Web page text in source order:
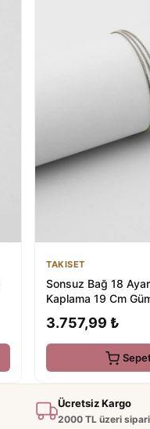
TAKISET
Sonsuz Bağ 18
Kaplama 19 Cm
3.757,99 ₺
Ücretsiz Kargo
2000 TL üzeri